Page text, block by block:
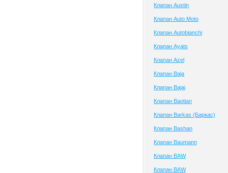
Клапан Austin
Клапан Auto Moto
Клапан Autobianchi
Клапан Ayats
Клапан Azel
Клапан Baja
Клапан Bajaj
Клапан Baotian
Клапан Barkas (Баркас)
Клапан Bashan
Клапан Baumann
Клапан BAW
Клапан BAW